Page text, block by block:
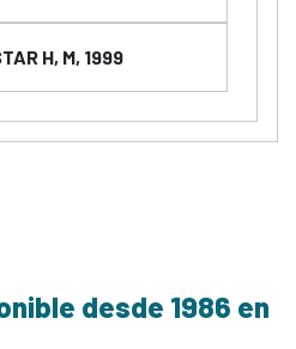
H, M, 1999
desde 1986 en